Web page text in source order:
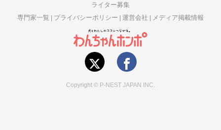
ライター募集
専門家一覧
プライバシーポリシー 運営会社 メディア掲載情報
Copyright © P-NEST JAPAN INC.